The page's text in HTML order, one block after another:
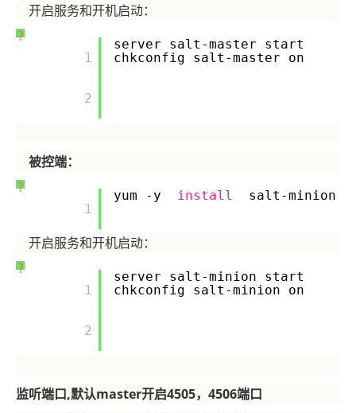
开启服务和开机启动：
?
       1
       2
server salt-master start
chkconfig salt-master on
被控端：
?
       1
yum -y install salt-minion
开启服务和开机启动：
?
       1
       2
server salt-minion start
chkconfig salt-minion on
监听端口,默认master开启4505，4506端口